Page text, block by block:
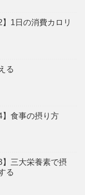
1日の消費カロリ
る
】食事の摂り方
三大栄養素で摂
る